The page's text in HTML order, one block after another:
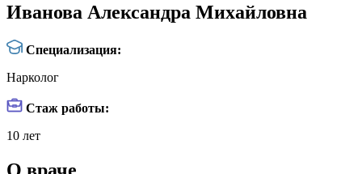
Иванова Александра Михайловна
Специализация:
Нарколог
Стаж работы:
10 лет
О враче